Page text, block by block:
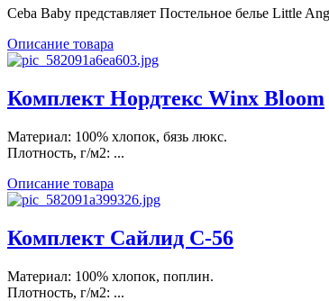
Ceba Baby представляет Постельное белье Little
Описание товара
Комплект Нордтекс Winx Bloom
Материал: 100% хлопок, бязь люкс.
Плотность, г/м2: ...
Описание товара
Комплект Сайлид С-56
Материал: 100% хлопок, поплин.
Плотность, г/м2: ...